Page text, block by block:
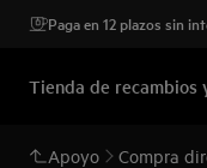
Paga en 12 plazos sin
Tienda de recambios
Apoyo Compra